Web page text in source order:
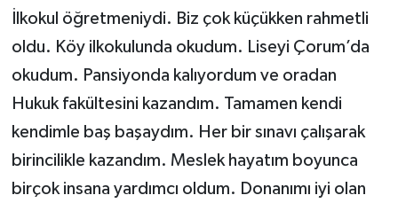
İlkokul öğretmeniydi. Biz çok küçükken rahmetli
oldu. Köy ilkokulunda okudum. Liseyi Çorum’da
okudum. Pansiyonda kalıyordum ve oradan
Hukuk fakültesini kazandım. Tamamen kendi
kendimle baş başaydım. Her bir sınavı çalışarak
birincilikle kazandım. Meslek hayatım boyunca
birçok insana yardımcı oldum. Donanımı iyi olan